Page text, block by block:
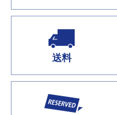
送料